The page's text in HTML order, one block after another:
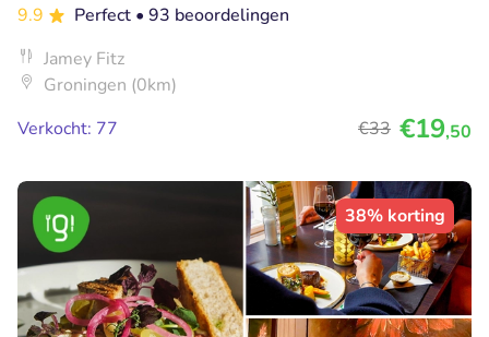
9.9 Perfect • 93 beoordelingen
Jamey Fitz
Groningen (0km)
Verkocht: 77
€33 €19,50
38% korting